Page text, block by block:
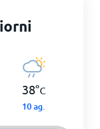
38°C
10 ag.